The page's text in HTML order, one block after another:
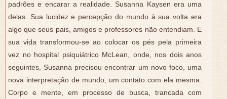
padrões e encarar a realidade. Susanna Kaysen era uma
delas. Sua lucidez e percepção do mundo à sua volta era
algo que seus pais, amigos e professores não entendiam. E
sua vida transformou-se ao colocar os pés pela primeira
vez no hospital psiquiátrico McLean, onde, nos dois anos
seguintes, Susanna precisou encontrar um novo foco, uma
nova interpretação de mundo, um contato com ela mesma.
Corpo e mente, em processo de busca, trancada com